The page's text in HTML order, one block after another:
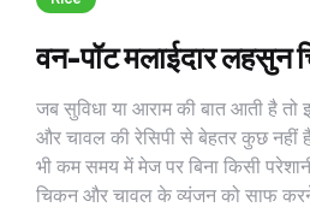
वन-पॉट मलाईदार
जब सुविधा या आराम की बात आती है तो
और चावल की रेसिपी से बेहतर कुछ नहीं
भी कम समय में मेज पर बिना किसी
चिकन और चावल के व्यंजन को साफ